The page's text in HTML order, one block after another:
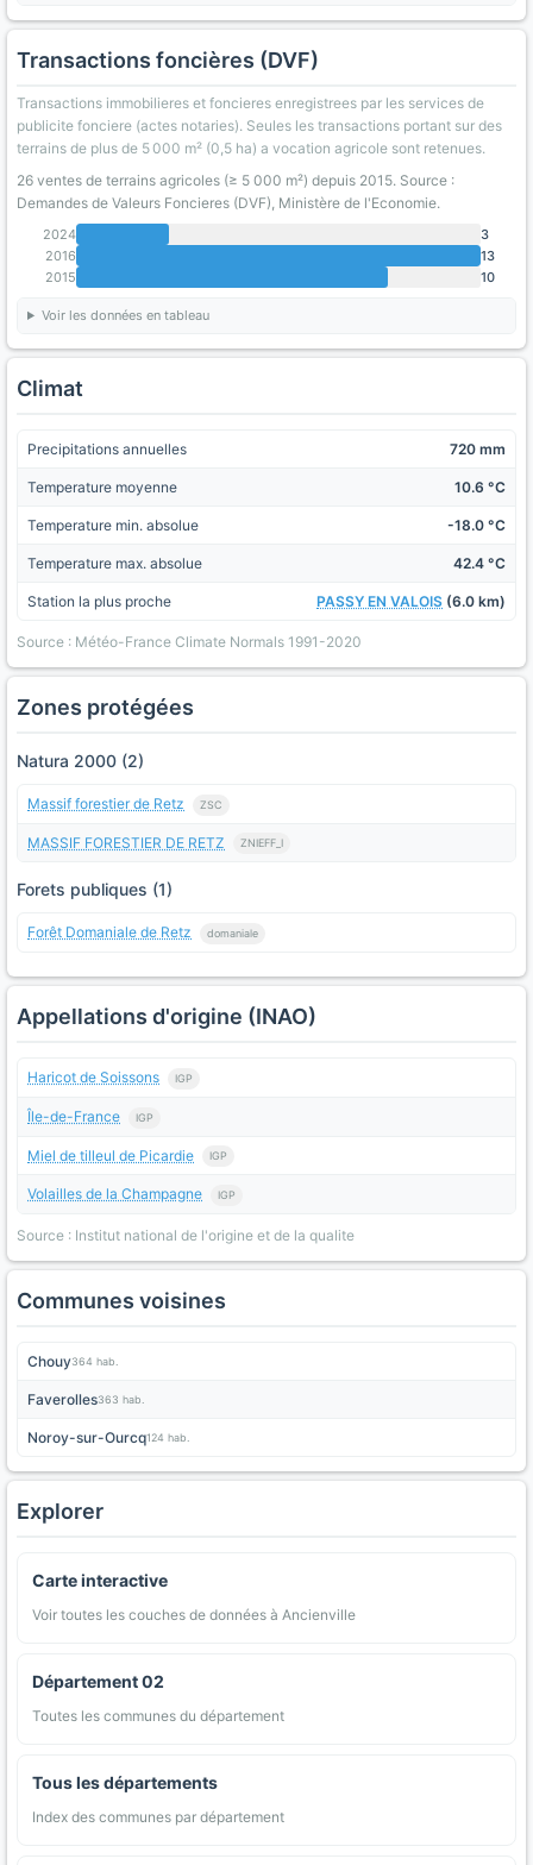
Transactions foncières (DVF)
Transactions immobilieres et foncieres enregistrees par les services de
publicite fonciere (actes notaries). Seules les transactions portant sur des
terrains de plus de 5 000 m² (0,5 ha) a vocation agricole sont retenues.
26 ventes de terrains agricoles (≥ 5 000 m²) depuis 2015. Source :
Demandes de Valeurs Foncieres (DVF), Ministère de l'Economie.
2024
3
2016
13
2015
10
Voir les données en tableau
Climat
Precipitations annuelles 720 mm
Temperature moyenne 10.6 °C
Temperature min. absolue -18.0 °C
Temperature max. absolue 42.4 °C
Station la plus proche PASSY EN VALOIS (6.0 km)
Source : Météo-France Climate Normals 1991-2020
Zones protégées
Natura 2000 (2)
Massif forestier de Retz ZSC
MASSIF FORESTIER DE RETZ ZNIEFF_I
Forets publiques (1)
Forêt Domaniale de Retz domaniale
Appellations d'origine (INAO)
Haricot de Soissons IGP
Île-de-France IGP
Miel de tilleul de Picardie IGP
Volailles de la Champagne IGP
Source : Institut national de l'origine et de la qualite
Communes voisines
Chouy364 hab.
Faverolles363 hab.
Noroy-sur-Ourcq124 hab.
Explorer
Carte interactive
Voir toutes les couches de données à Ancienville
Département 02
Toutes les communes du département
Tous les départements
Index des communes par département